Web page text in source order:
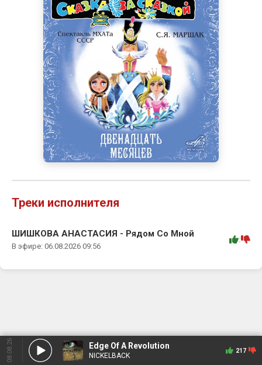
Треки исполнителя
ШИШКОВА АНАСТАСИЯ - Рядом Со Мной
В эфире: 06.08.2026 09:56
:
08.08.26 Edge Of A Revolution
NICKELBACK
217